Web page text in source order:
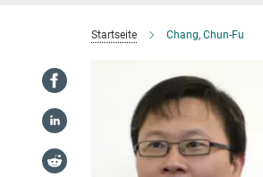
Startseite Chang, Chun-Fu